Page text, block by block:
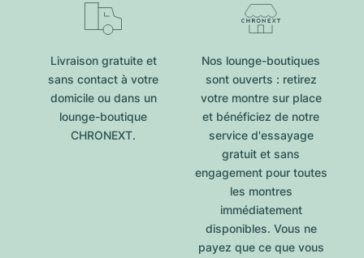
Livraison gratuite et
sans contact à votre
domicile ou dans un
lounge-boutique
CHRONEXT.
Nos lounge-boutiques
sont ouverts : retirez
votre montre sur place
et bénéficiez de notre
service d'essayage
gratuit et sans
engagement pour toutes
les montres
immédiatement
disponibles. Vous ne
payez que ce que vous